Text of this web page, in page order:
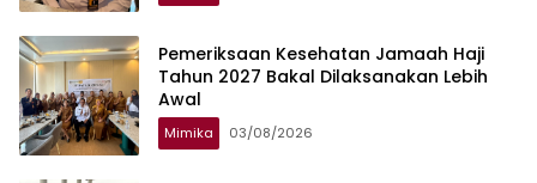
Pemeriksaan Kesehatan Jamaah Haji
Tahun 2027 Bakal Dilaksanakan Lebih
Awal
Mimika 03/08/2026